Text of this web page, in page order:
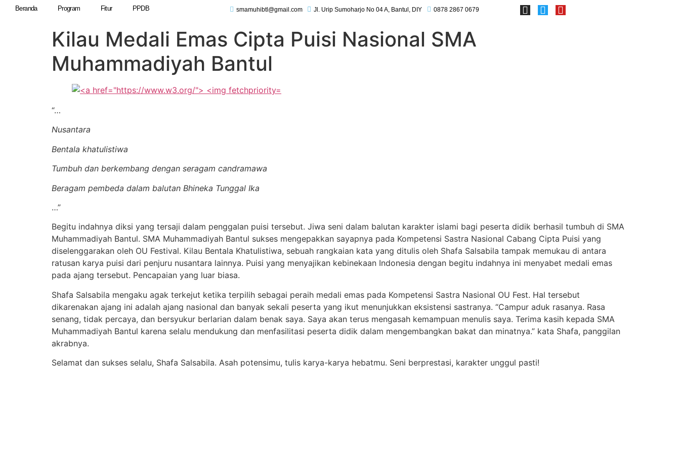
Beranda Program Fitur PPDB smamuhibtl@gmail.com Jl. Urip Sumoharjo No 04 A, Bantul, DIY 0878 2867 0679
Kilau Medali Emas Cipta Puisi Nasional SMA
Muhammadiyah Bantul
“…
Nusantara
Bentala khatulistiwa
Tumbuh dan berkembang dengan seragam candramawa
Beragam pembeda dalam balutan Bhineka Tunggal Ika
…”
Begitu indahnya diksi yang tersaji dalam penggalan puisi tersebut. Jiwa seni dalam balutan karakter islami bagi peserta didik berhasil tumbuh di SMA
Muhammadiyah Bantul. SMA Muhammadiyah Bantul sukses mengepakkan sayapnya pada Kompetensi Sastra Nasional Cabang Cipta Puisi yang
diselenggarakan oleh OU Festival. Kilau Bentala Khatulistiwa, sebuah rangkaian kata yang ditulis oleh Shafa Salsabila tampak memukau di antara
ratusan karya puisi dari penjuru nusantara lainnya. Puisi yang menyajikan kebinekaan Indonesia dengan begitu indahnya ini menyabet medali emas
pada ajang tersebut. Pencapaian yang luar biasa.
Shafa Salsabila mengaku agak terkejut ketika terpilih sebagai peraih medali emas pada Kompetensi Sastra Nasional OU Fest. Hal tersebut
dikarenakan ajang ini adalah ajang nasional dan banyak sekali peserta yang ikut menunjukkan eksistensi sastranya. “Campur aduk rasanya. Rasa
senang, tidak percaya, dan bersyukur berlarian dalam benak saya. Saya akan terus mengasah kemampuan menulis saya. Terima kasih kepada SMA
Muhammadiyah Bantul karena selalu mendukung dan menfasilitasi peserta didik dalam mengembangkan bakat dan minatnya.” kata Shafa, panggilan
akrabnya.
Selamat dan sukses selalu, Shafa Salsabila. Asah potensimu, tulis karya-karya hebatmu. Seni berprestasi, karakter unggul pasti!